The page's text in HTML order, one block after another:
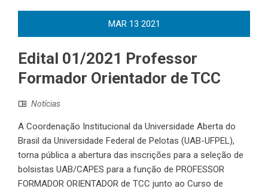
MAR 13 2021
Edital 01/2021 Professor
Formador Orientador de TCC
Notícias
A Coordenação Institucional da Universidade Aberta do
Brasil da Universidade Federal de Pelotas (UAB-UFPEL),
torna pública a abertura das inscrições para a seleção de
bolsistas UAB/CAPES para a função de PROFESSOR
FORMADOR ORIENTADOR de TCC junto ao Curso de